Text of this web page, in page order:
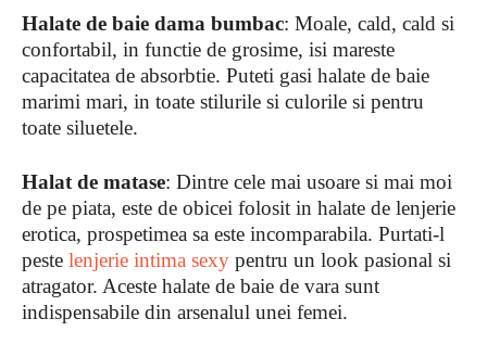
Halate de baie dama bumbac: Moale, cald, cald si
confortabil, in functie de grosime, isi mareste
capacitatea de absorbtie. Puteti gasi halate de baie
marimi mari, in toate stilurile si culorile si pentru
toate siluetele.
Halat de matase: Dintre cele mai usoare si mai moi
de pe piata, este de obicei folosit in halate de lenjerie
erotica, prospetimea sa este incomparabila. Purtati-l
peste lenjerie intima sexy pentru un look pasional si
atragator. Aceste halate de baie de vara sunt
indispensabile din arsenalul unei femei.